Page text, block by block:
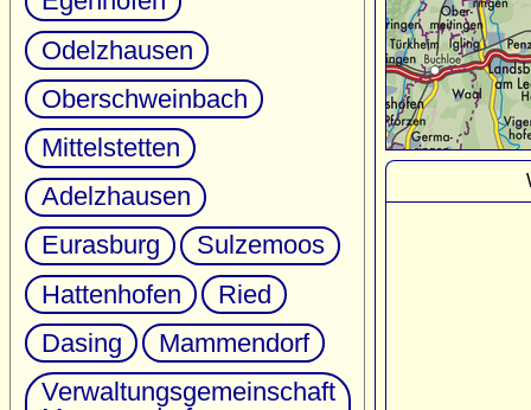
Odelzhausen
Oberschweinbach
Mittelstetten
Adelzhausen
Eurasburg
Sulzemoos
Hattenhofen
Ried
Dasing
Mammendorf
Verwaltungsgemeinschaft